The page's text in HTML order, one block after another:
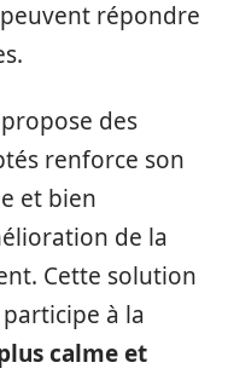
répondre
des
renforce son
et bien
de la
Cette solution
à la
calme et